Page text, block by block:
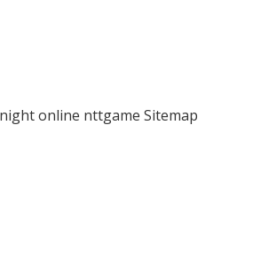
online nttgame Sitemap